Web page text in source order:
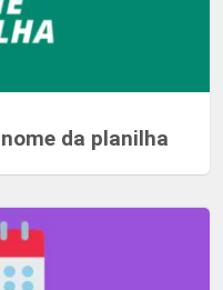
da planilha